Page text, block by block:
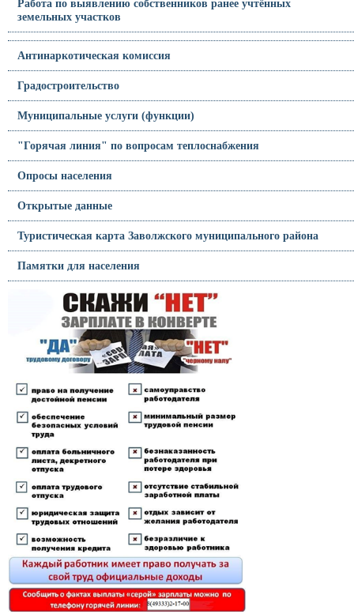
Работа по выявлению собственников ранее учтённых
земельных участков
Антинаркотическая комиссия
Градостроительство
Муниципальные услуги (функции)
"Горячая линия" по вопросам теплоснабжения
Опросы населения
Открытые данные
Туристическая карта Заволжского муниципального района
Памятки для населения